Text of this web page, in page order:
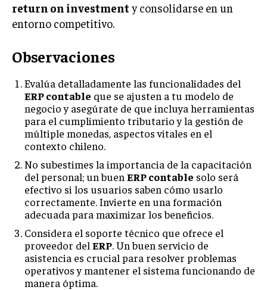
return on investment y consolidarse en un
entorno competitivo.
Observaciones
Evalúa detalladamente las funcionalidades del
ERP contable que se ajusten a tu modelo de
negocio y asegúrate de que incluya herramientas
para el cumplimiento tributario y la gestión de
múltiple monedas, aspectos vitales en el
contexto chileno.
No subestimes la importancia de la capacitación
del personal; un buen ERP contable solo será
efectivo si los usuarios saben cómo usarlo
correctamente. Invierte en una formación
adecuada para maximizar los beneficios.
Considera el soporte técnico que ofrece el
proveedor del ERP. Un buen servicio de
asistencia es crucial para resolver problemas
operativos y mantener el sistema funcionando de
manera óptima.